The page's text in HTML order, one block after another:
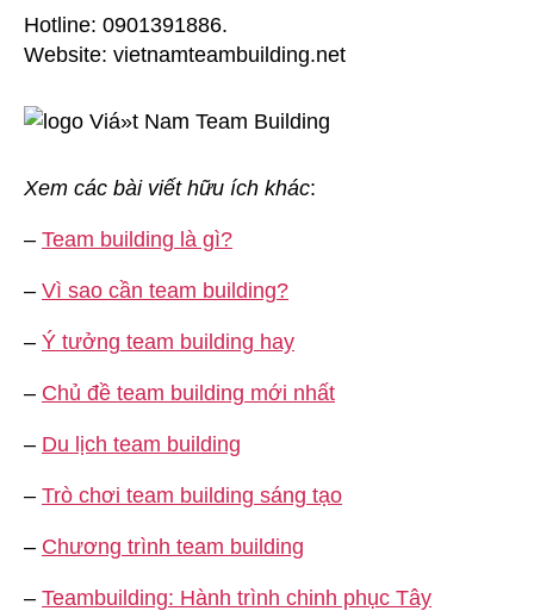
Hotline: 0901391886.
Website: vietnamteambuilding.net
Xem các bài viết hữu ích khác:
– Team building là gì?
– Vì sao cần team building?
– Ý tưởng team building hay
– Chủ đề team building mới nhất
– Du lịch team building
– Trò chơi team building sáng tạo
– Chương trình team building
– Teambuilding: Hành trình chinh phục Tây